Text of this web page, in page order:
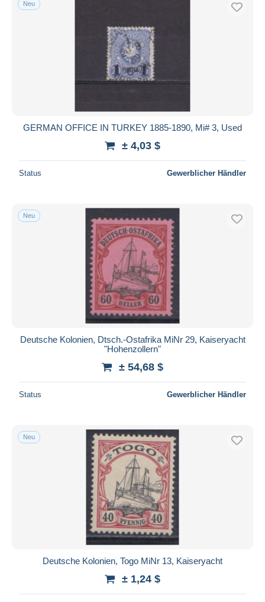
Neu
GERMAN OFFICE IN TURKEY 1885-1890, Mi# 3, Used
± 4,03 $
Status Gewerblicher Händler
Neu
Deutsche Kolonien, Dtsch.-Ostafrika MiNr 29, Kaiseryacht
"Hohenzollern"
± 54,68 $
Status Gewerblicher Händler
Neu
Deutsche Kolonien, Togo MiNr 13, Kaiseryacht
± 1,24 $